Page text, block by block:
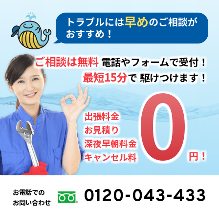
出張料金
お見積り
深夜早朝料金
キャンセル料0
0円！
ご相談は無料電話やフォームで受付！
最短15分で駆けつけます！
お電話での
お問い合わせ
0120-043-433